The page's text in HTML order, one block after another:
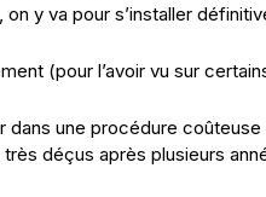
y va pour s’installer
(pour l’avoir vu sur
dans une procédure
déçus après plusieurs